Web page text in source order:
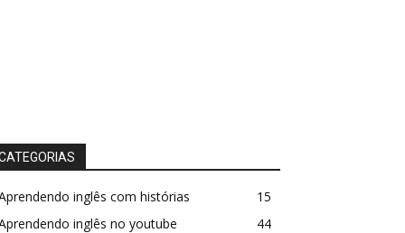
inglês com histórias
15
inglês no youtube
44